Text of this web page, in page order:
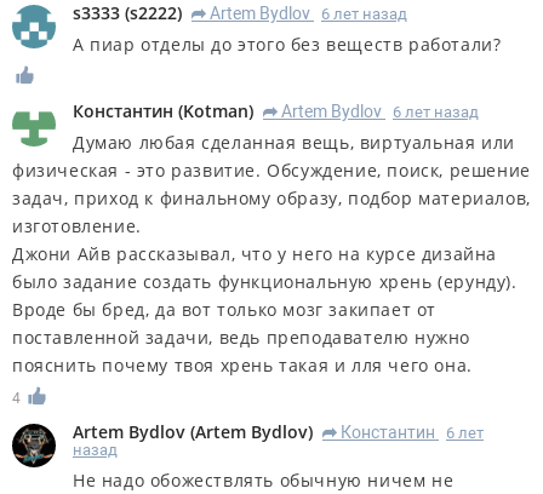
s3333 (s2222) R Artem Bydlov 6 лет назад
А пиар отделы до этого без веществ работали?
Константин (Kotman) R Artem Bydlov 6 лет назад
Думаю любая сделанная вещь, виртуальная или
физическая - это развитие. Обсуждение, поиск, решение
задач, приход к финальному образу, подбор материалов,
изготовление.
Джони Айв рассказывал, что у него на курсе дизайна
было задание создать функциональную хрень (ерунду).
Вроде бы бред, да вот только мозг закипает от
поставленной задачи, ведь преподавателю нужно
пояснить почему твоя хрень такая и лля чего она.
4
Artem Bydlov (Artem Bydlov) R Константин
6 лет
назад
Не надо обожествлять обычную ничем не